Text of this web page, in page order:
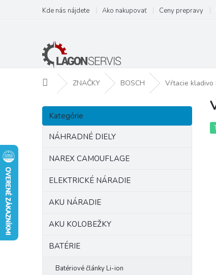
obsah
Kde nás nájdete Ako nakupovať Ceny prepravy
DomovZNAČKY BOSCH Vŕtacie kladivo
B
č
Preskočiť
kategórie
Kategórie
NÁHRADNÉ DIELY
NAREX CAMOUFLAGE
ELEKTRICKÉ NÁRADIE
AKU NÁRADIE
AKU KOLOBEŽKY
BATÉRIE
Batériové články Li-ion